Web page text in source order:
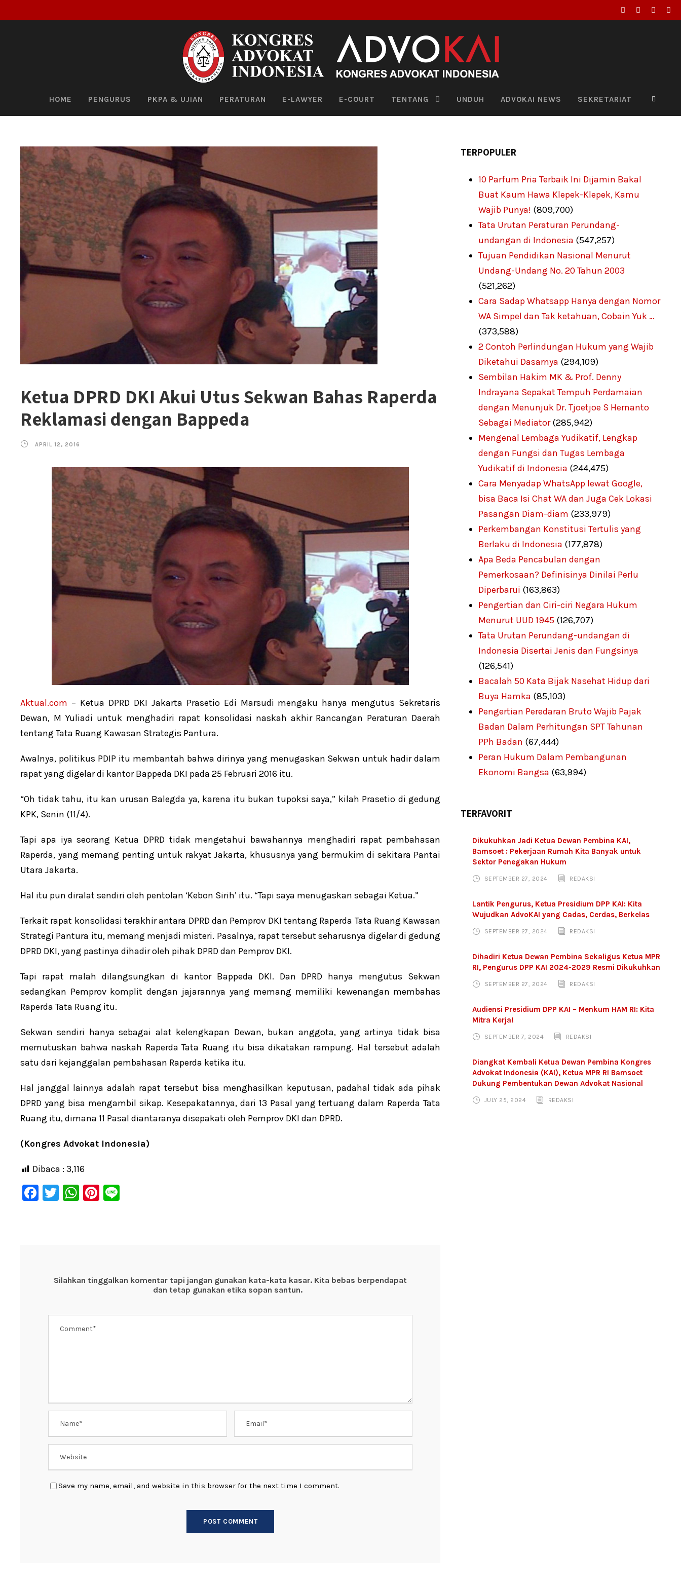
HOME PENGURUS PKPA & UJIAN PERATURAN E-LAWYER E-COURT TENTANG UNDUH ADVOKAI NEWS SEKRETARIAT
Ketua DPRD DKI Akui Utus Sekwan Bahas Raperda
Reklamasi dengan Bappeda
APRIL 12, 2016
Aktual.com – Ketua DPRD DKI Jakarta Prasetio Edi Marsudi mengaku hanya mengutus Sekretaris
Dewan, M Yuliadi untuk menghadiri rapat konsolidasi naskah akhir Rancangan Peraturan Daerah
tentang Tata Ruang Kawasan Strategis Pantura.
Awalnya, politikus PDIP itu membantah bahwa dirinya yang menugaskan Sekwan untuk hadir dalam
rapat yang digelar di kantor Bappeda DKI pada 25 Februari 2016 itu.
“Oh tidak tahu, itu kan urusan Balegda ya, karena itu bukan tupoksi saya,” kilah Prasetio di gedung
KPK, Senin (11/4).
Tapi apa iya seorang Ketua DPRD tidak mengetahui bawahannya menghadiri rapat pembahasan
Raperda, yang memang penting untuk rakyat Jakarta, khususnya yang bermukim di sekitara Pantai
Utara Jakarta.
Hal itu pun diralat sendiri oleh pentolan ‘Kebon Sirih’ itu. “Tapi saya menugaskan sebagai Ketua.”
Terkait rapat konsolidasi terakhir antara DPRD dan Pemprov DKI tentang Raperda Tata Ruang Kawasan
Strategi Pantura itu, memang menjadi misteri. Pasalnya, rapat tersebut seharusnya digelar di gedung
DPRD DKI, yang pastinya dihadir oleh pihak DPRD dan Pemprov DKI.
Tapi rapat malah dilangsungkan di kantor Bappeda DKI. Dan DPRD hanya mengutus Sekwan
sedangkan Pemprov komplit dengan jajarannya yang memang memiliki kewenangan membahas
Raperda Tata Ruang itu.
Sekwan sendiri hanya sebagai alat kelengkapan Dewan, bukan anggota, yang artinya tidak bisa
memutuskan bahwa naskah Raperda Tata Ruang itu bisa dikatakan rampung. Hal tersebut adalah
satu dari kejanggalan pembahasan Raperda ketika itu.
Hal janggal lainnya adalah rapat tersebut bisa menghasilkan keputusan, padahal tidak ada pihak
DPRD yang bisa mengambil sikap. Kesepakatannya, dari 13 Pasal yang tertuang dalam Raperda Tata
Ruang itu, dimana 11 Pasal diantaranya disepakati oleh Pemprov DKI dan DPRD.
(Kongres Advokat Indonesia)
Dibaca : 3,116
F
T
W Pi
Silahkan tinggalkan komentar tapi jangan gunakan kata-kata kasar. Kita bebas berpendapat
dan tetap gunakan etika sopan santun.
Save my name, email, and website in this browser for the next time I comment.
TERPOPULER
10 Parfum Pria Terbaik Ini Dijamin Bakal
Buat Kaum Hawa Klepek-Klepek, Kamu
Wajib Punya! (809,700)
Tata Urutan Peraturan Perundang-
undangan di Indonesia (547,257)
Tujuan Pendidikan Nasional Menurut
Undang-Undang No. 20 Tahun 2003
(521,262)
Cara Sadap Whatsapp Hanya dengan Nomor
WA Simpel dan Tak ketahuan, Cobain Yuk …
(373,588)
2 Contoh Perlindungan Hukum yang Wajib
Diketahui Dasarnya (294,109)
Sembilan Hakim MK & Prof. Denny
Indrayana Sepakat Tempuh Perdamaian
dengan Menunjuk Dr. Tjoetjoe S Hernanto
Sebagai Mediator (285,942)
Mengenal Lembaga Yudikatif, Lengkap
dengan Fungsi dan Tugas Lembaga
Yudikatif di Indonesia (244,475)
Cara Menyadap WhatsApp lewat Google,
bisa Baca Isi Chat WA dan Juga Cek Lokasi
Pasangan Diam-diam (233,979)
Perkembangan Konstitusi Tertulis yang
Berlaku di Indonesia (177,878)
Apa Beda Pencabulan dengan
Pemerkosaan? Definisinya Dinilai Perlu
Diperbarui (163,863)
Pengertian dan Ciri-ciri Negara Hukum
Menurut UUD 1945 (126,707)
Tata Urutan Perundang-undangan di
Indonesia Disertai Jenis dan Fungsinya
(126,541)
Bacalah 50 Kata Bijak Nasehat Hidup dari
Buya Hamka (85,103)
Pengertian Peredaran Bruto Wajib Pajak
Badan Dalam Perhitungan SPT Tahunan
PPh Badan (67,444)
Peran Hukum Dalam Pembangunan
Ekonomi Bangsa (63,994)
TERFAVORIT
Dikukuhkan Jadi Ketua Dewan Pembina KAI,
Bamsoet : Pekerjaan Rumah Kita Banyak untuk
Sektor Penegakan Hukum
SEPTEMBER 27, 2024 REDAKSI
Lantik Pengurus, Ketua Presidium DPP KAI: Kita
Wujudkan AdvoKAI yang Cadas, Cerdas, Berkelas
SEPTEMBER 27, 2024 REDAKSI
Dihadiri Ketua Dewan Pembina Sekaligus Ketua MPR
RI, Pengurus DPP KAI 2024-2029 Resmi Dikukuhkan
SEPTEMBER 27, 2024 REDAKSI
Audiensi Presidium DPP KAI – Menkum HAM RI: Kita
Mitra Kerja!
SEPTEMBER 7, 2024 REDAKSI
Diangkat Kembali Ketua Dewan Pembina Kongres
Advokat Indonesia (KAI), Ketua MPR RI Bamsoet
Dukung Pembentukan Dewan Advokat Nasional
JULY 25, 2024 REDAKSI